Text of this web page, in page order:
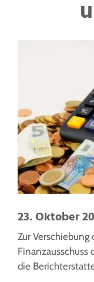
23. Oktober
Zur Verschiebung
Finanzausschuss
die